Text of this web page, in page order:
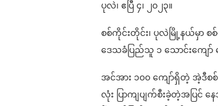
ပုလဲ၊ ဧပြီ ၄၊ ၂၀၂၃။
စစ်ကိုင်းတိုင်း၊ ပုလဲမြို့နယ်မှာ စ
ဒေသခံပြည်သူ ၁ သောင်းကျ
အင်အား ၁၀၀ ကျော်ရှိတဲ့ အဲ့ဒီစ
လုံး ပြာကျပျက်စီးခဲ့တဲ့အပ